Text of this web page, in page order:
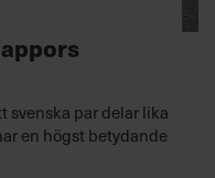
svenska par delar lika
en högst betydande